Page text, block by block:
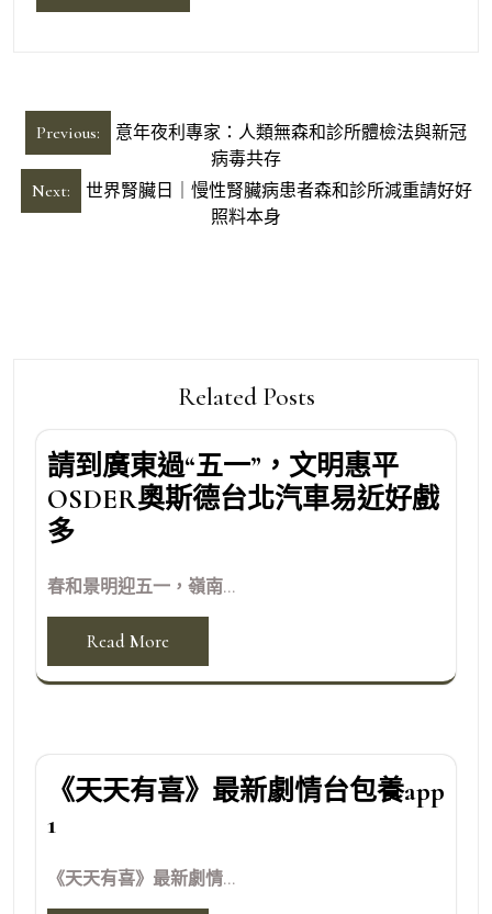
文
章
導
Previous:
意年夜利專家：人類無森和診所體檢法與新冠
病毒共存
Next:
世界腎臟日｜慢性腎臟病患者森和診所減重請好好
照料本身
Related Posts
請到廣東過“五一”，文明惠平
OSDER奧斯德台北汽車易近好戲
多
春和景明迎五一，嶺南...
Read More
《天天有喜》最新劇情台包養app
1
《天天有喜》最新劇情...